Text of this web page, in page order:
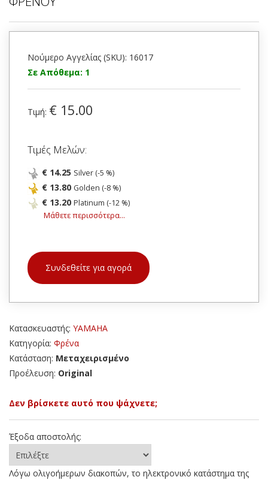
Νούμερο Αγγελίας (SKU): 16017
Σε Απόθεμα: 1
Τιμή: € 15.00
Τιμές Μελών:
€ 14.25 Silver (-5 %)
€ 13.80 Golden (-8 %)
€ 13.20 Platinum (-12 %)
Μάθετε περισσότερα...
Συνδεθείτε για αγορά
Κατασκευαστής: YAMAHA
Κατηγορία: Φρένα
Κατάσταση: Μεταχειρισμένο
Προέλευση: Original
Δεν βρίσκετε αυτό που ψάχνετε;
Έξοδα αποστολής:
Λόγω ολιγοήμερων διακοπών, το ηλεκτρονικό κατάστημα της